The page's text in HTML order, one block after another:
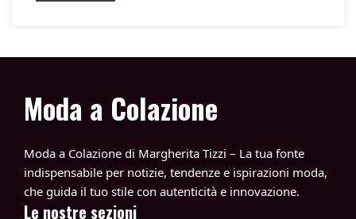
Moda a Colazione
Moda a Colazione di Margherita Tizzi – La tua fonte
indispensabile per notizie, tendenze e ispirazioni moda,
che guida il tuo stile con autenticità e innovazione.
Le nostre sezioni